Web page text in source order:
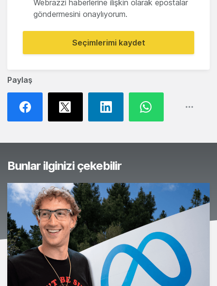
Paylaş
Webrazzi haberlerine ilişkin olarak epostalar
göndermesini onaylıyorum.
Seçimlerimi kaydet
Bunlar ilginizi çekebilir